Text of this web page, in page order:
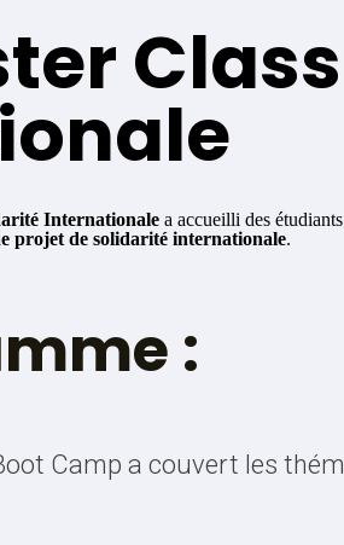
Internationale a accueilli des
projet de solidarité internationale.
:
Camp a couvert les